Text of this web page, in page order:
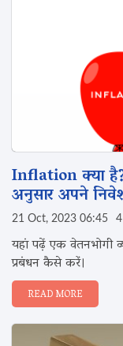
Inflation क्या
अनुसार अपने
21 Oct, 2023 06:45
यहां पढ़ें एक वेतनभोगी
प्रबंधन कैसे करें।
READ MORE